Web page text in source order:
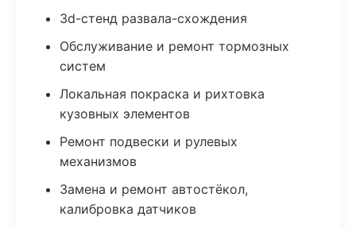
3d-стенд развала-схождения
Обслуживание и ремонт тормозных
систем
Локальная покраска и рихтовка
кузовных элементов
Ремонт подвески и рулевых
механизмов
Замена и ремонт автостёкол,
калибровка датчиков